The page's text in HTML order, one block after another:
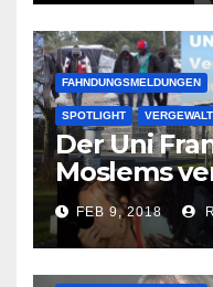
FAHNDUNGSMELDUNGEN
SPOTLIGHT
Der Uni
Moslems
deutsche
Uni-Campus
FEB 9, 2018